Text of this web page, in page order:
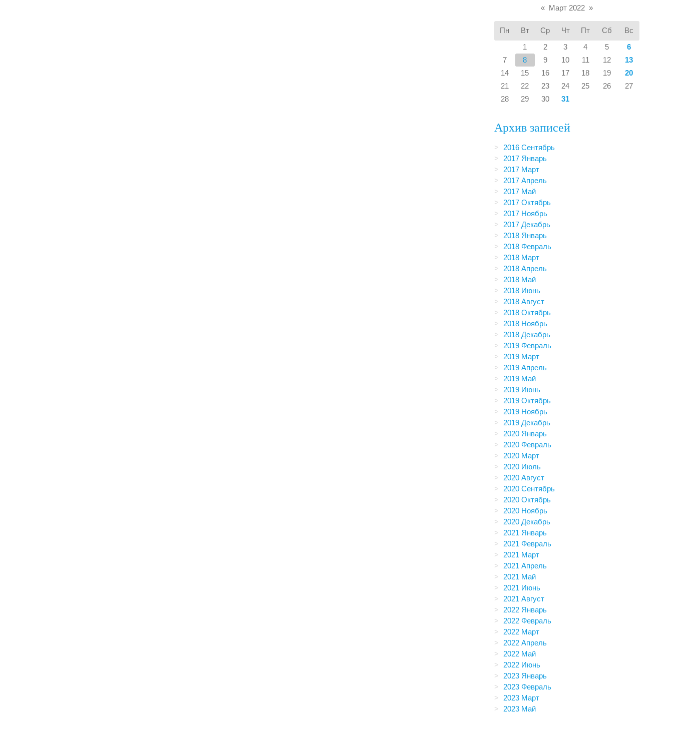
« Март 2022 »
Пн Вт Ср Чт Пт Сб
Вс
1
2 3 4 5
6
7
8 9 10 11 12
13
14
15 16 17 18 19
20
21
22 23 24 25 26
27
28
29 30 31
Архив записей
2016 Сентябрь
2017 Январь
2017 Март
2017 Апрель
2017 Май
2017 Октябрь
2017 Ноябрь
2017 Декабрь
2018 Январь
2018 Февраль
2018 Март
2018 Апрель
2018 Май
2018 Июнь
2018 Август
2018 Октябрь
2018 Ноябрь
2018 Декабрь
2019 Февраль
2019 Март
2019 Апрель
2019 Май
2019 Июнь
2019 Октябрь
2019 Ноябрь
2019 Декабрь
2020 Январь
2020 Февраль
2020 Март
2020 Июль
2020 Август
2020 Сентябрь
2020 Октябрь
2020 Ноябрь
2020 Декабрь
2021 Январь
2021 Февраль
2021 Март
2021 Апрель
2021 Май
2021 Июнь
2021 Август
2022 Январь
2022 Февраль
2022 Март
2022 Апрель
2022 Май
2022 Июнь
2023 Январь
2023 Февраль
2023 Март
2023 Май